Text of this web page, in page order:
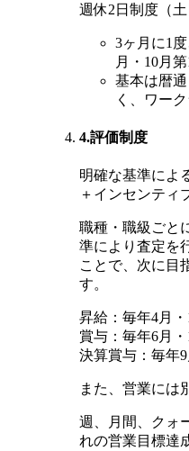
週休2日制度（土
3ヶ月に1
月・10月
基本は暦
く、ワー
4.評価制度
明確な基準によ
＋インセンティ
職種・職級ごと
準により査定を
ことで、次に目
す。
昇給：毎年4月・
賞与：毎年6月・
決算賞与：毎年9
また、営業には
週、月間、クォ
れの営業目標達